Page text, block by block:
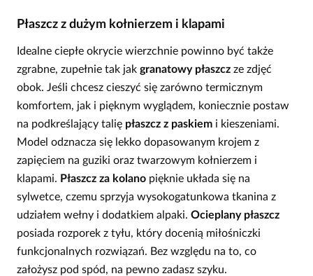
Płaszcz z dużym kołnierzem i klapami
Idealne ciepłe okrycie wierzchnie powinno być także
zgrabne, zupełnie tak jak granatowy płaszcz ze zdjęć
obok. Jeśli chcesz cieszyć się zarówno termicznym
komfortem, jak i pięknym wyglądem, koniecznie postaw
na podkreślający talię płaszcz z paskiem i kieszeniami.
Model odznacza się lekko dopasowanym krojem z
zapięciem na guziki oraz twarzowym kołnierzem i
klapami. Płaszcz za kolano pięknie układa się na
sylwetce, czemu sprzyja wysokogatunkowa tkanina z
udziałem wełny i dodatkiem alpaki. Ocieplany płaszcz
posiada rozporek z tyłu, który docenią miłośniczki
funkcjonalnych rozwiązań. Bez względu na to, co
założysz pod spód, na pewno zadasz szyku.